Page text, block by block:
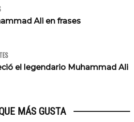
Ali en frases
el legendario Muhammad Ali
MÁS GUSTA